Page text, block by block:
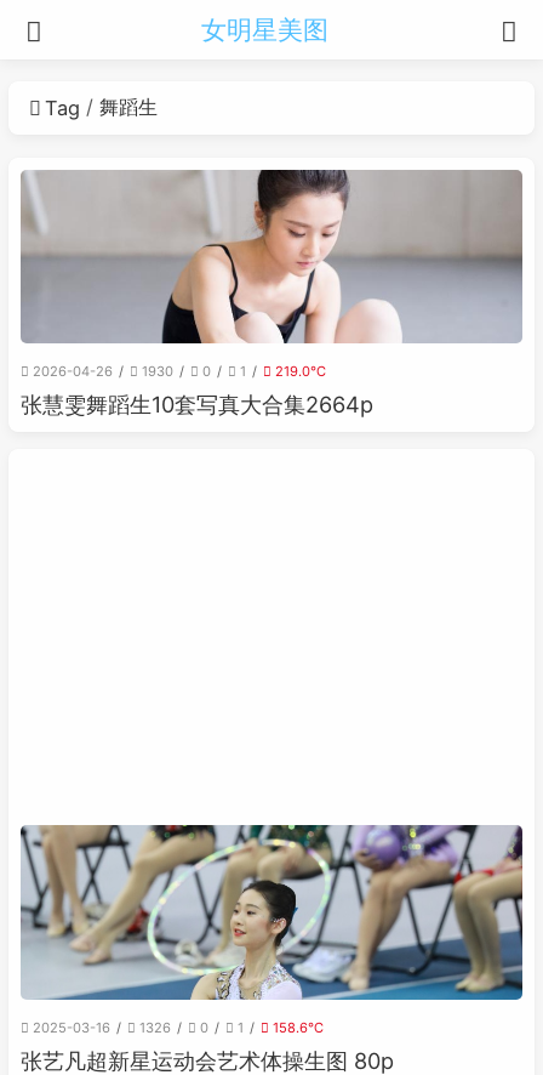
女明星美图
Tag 舞蹈生
2026-04-26 1930 0 1 219.0℃
张慧雯舞蹈生10套写真大合集2664p
2025-03-16 1326 0 1 158.6℃
张艺凡超新星运动会艺术体操生图 80p